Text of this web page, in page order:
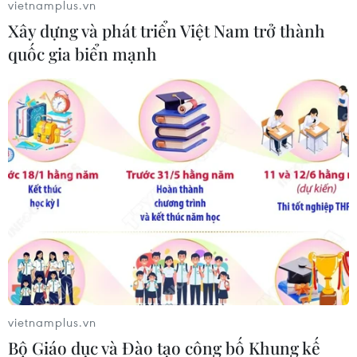
UBS: Khách hàng không còn ồ ạt rút tiền
khỏi ngân hàng Credit Suisse
12/05/2023 11:28
Giám đốc điều hành của UBS hy vọng cơ quan chức
năng sẽ đẩy mạnh điều tra làm rõ nguyên nhân Credit
Suisse đến "bờ vực" phá sản vào tháng 3 vừa qua.
vietnamplus.vn
Xây dựng và phát triển Việt Nam trở thành
quốc gia biển mạnh
vietnamplus.vn
Bộ Giáo dục và Đào tạo công bố Khung kế